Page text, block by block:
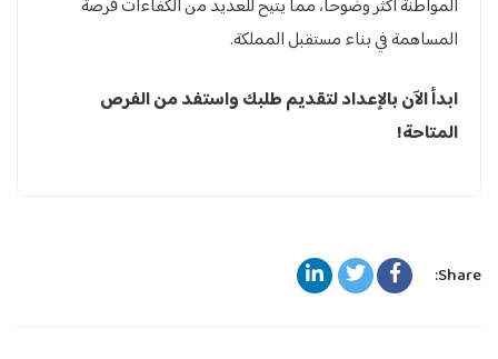
المواطنة أكثر وضوحاً، مما يتيح للعديد من الكفاءات فرصة
المساهمة في بناء مستقبل المملكة.
ابدأ الآن بالإعداد لتقديم طلبك واستفد من الفرص
المتاحة!
Share: